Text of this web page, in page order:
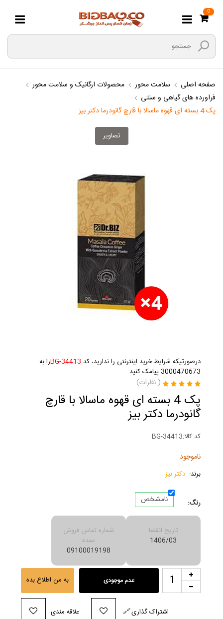
0
صفحه اصلی سلامت محور
محصولات ارگانیک و سلامت محور
فراورده های گیاهی و سنتی
پک 4 بسته ای قهوه ماسالا با قارچ گانودرما دکتر بیز
تصاویر
درصورتیکه شرایط خرید اینترنتی را ندارید، کد BG-34413را به
3000470673 پیامک کنید
( نظرات)
پک 4 بسته ای قهوه ماسالا با قارچ
گانودرما دکتر بیز
کد کالا:BG-34413
ناموجود
برند: دکتر بیز
رنگ: نامشخص
تاریخ انقضا
1406/03
شماره تماس فروش
عمده
09100019198
عدم موجودی به من اطلاع بده
علاقه مندی 🔗اشتراک گذاری